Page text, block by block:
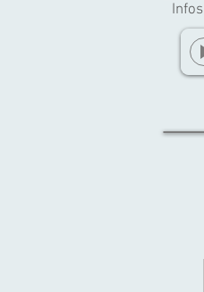
Infos